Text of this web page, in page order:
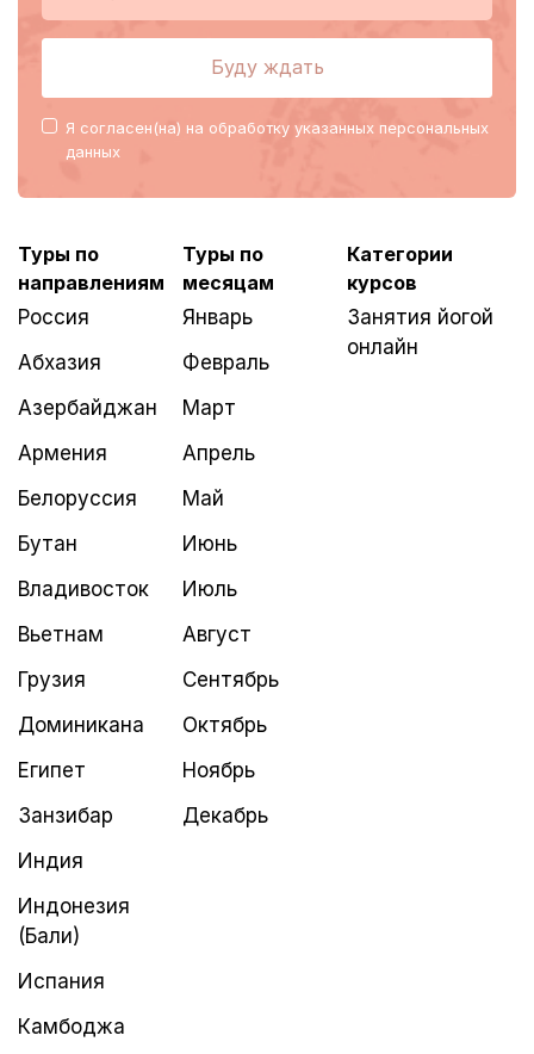
Буду ждать
Я согласен(на) на обработку указанных персональных
данных
Туры по
направлениям
Россия
Абхазия
Азербайджан
Армения
Белоруссия
Бутан
Владивосток
Вьетнам
Грузия
Доминикана
Египет
Занзибар
Индия
Индонезия
(Бали)
Испания
Камбоджа
Туры по
месяцам
Январь
Февраль
Март
Апрель
Май
Июнь
Июль
Август
Сентябрь
Октябрь
Ноябрь
Декабрь
Категории
курсов
Занятия йогой
онлайн